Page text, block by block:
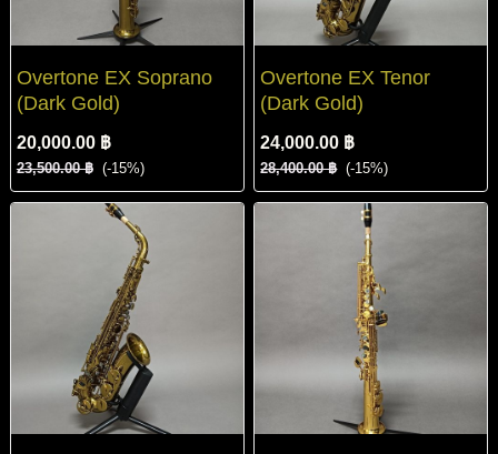
Overtone EX Soprano
(Dark Gold)
20,000.00 ฿
23,500.00 ฿ (-15%)
Overtone EX Tenor
(Dark Gold)
24,000.00 ฿
28,400.00 ฿ (-15%)